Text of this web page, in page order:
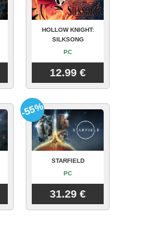
HOLLOW KNIGHT:
SILKSONG
PC
12.99 €
STARFIELD
PC
31.29 €
-55%